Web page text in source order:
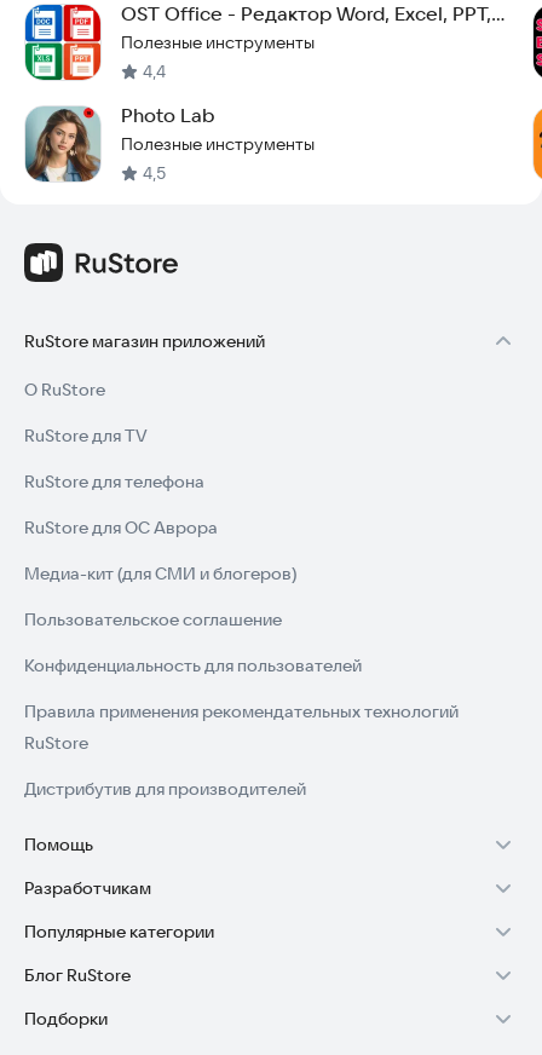
OST Office - Редактор Word, Excel, PPT,
PDF
Полезные инструменты
4,4
Photo Lab
Полезные инструменты
4,5
RuStore магазин приложений
О RuStore
RuStore для TV
RuStore для телефона
RuStore для ОС Аврора
Медиа-кит (для СМИ и блогеров)
Пользовательское соглашение
Конфиденциальность для пользователей
Правила применения рекомендательных технологий
RuStore
Дистрибутив для производителей
Помощь
Установка RuStore на TV
Установка RuStore на телефон
Установка RuStore в машину
Помощь пользователям RuStore
Разработчикам
Зарабатывать с RuStore
Стать разработчиком
Доступ к RuStore Консоль
Популярные категории
Игры для Android
Приложения банков
Блог RuStore
Обзоры игр для Android 2025
Подборки